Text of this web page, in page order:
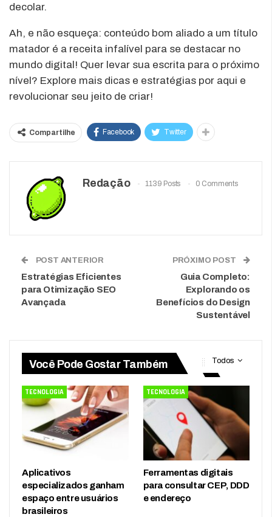
decolar.
Ah, e não esqueça: conteúdo bom aliado a um título
matador é a receita infalível para se destacar no
mundo digital! Quer levar sua escrita para o próximo
nível? Explore mais dicas e estratégias por aqui e
revolucionar seu jeito de criar!
Compartilhe Facebook Twitter
Redação 1139 Posts 0 Comments
POST ANTERIOR
Estratégias Eficientes
para Otimização SEO
Avançada
PRÓXIMO POST
Guia Completo:
Explorando os
Benefícios do Design
Sustentável
Todos
Você Pode Gostar Também
TECNOLOGIA
Aplicativos
especializados ganham
espaço entre usuários
brasileiros
TECNOLOGIA
Ferramentas digitais
para consultar CEP, DDD
e endereço